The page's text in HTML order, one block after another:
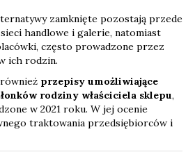
zamknięte pozostają przede
handlowe i galerie, natomiast
często prowadzone przez
ich rodzin.
przepisy umożliwiające
rodziny właściciela sklepu,
w 2021 roku. W jej ocenie
traktowania przedsiębiorców i